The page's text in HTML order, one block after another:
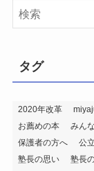
イ
ブ
タグ
2020年改革
お薦めの本
みん
保護者の方へ
公
塾長の思い
塾長